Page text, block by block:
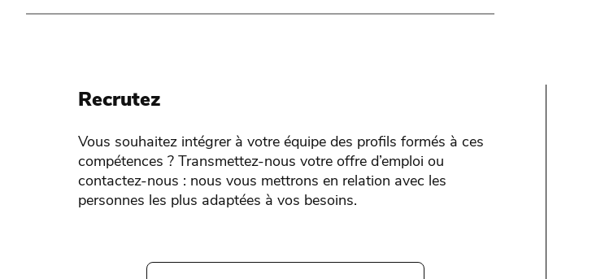
Recrutez
Vous souhaitez intégrer à votre équipe des profils formés à ces
compétences ? Transmettez-nous votre offre d’emploi ou
contactez-nous : nous vous mettrons en relation avec les
personnes les plus adaptées à vos besoins.